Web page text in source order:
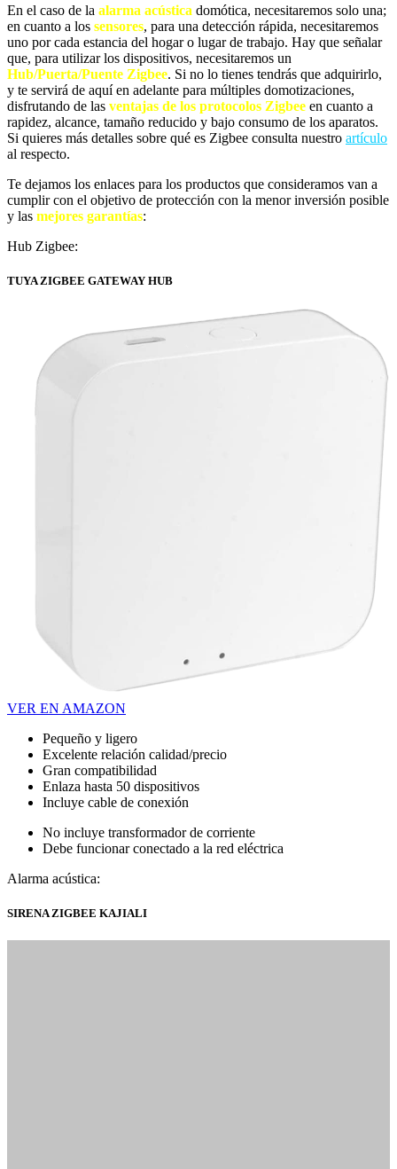
En el caso de la alarma acústica domótica, necesitaremos solo una;
en cuanto a los sensores, para una detección rápida, necesitaremos
uno por cada estancia del hogar o lugar de trabajo. Hay que señalar
que, para utilizar los dispositivos, necesitaremos un
Hub/Puerta/Puente Zigbee. Si no lo tienes tendrás que adquirirlo,
y te servirá de aquí en adelante para múltiples domotizaciones,
disfrutando de las ventajas de los protocolos Zigbee en cuanto a
rapidez, alcance, tamaño reducido y bajo consumo de los aparatos.
Si quieres más detalles sobre qué es Zigbee consulta nuestro artículo
al respecto.
Te dejamos los enlaces para los productos que consideramos van a
cumplir con el objetivo de protección con la menor inversión posible
y las mejores garantías:
Hub Zigbee:
TUYA ZIGBEE GATEWAY HUB
VER EN AMAZON
Pequeño y ligero
Excelente relación calidad/precio
Gran compatibilidad
Enlaza hasta 50 dispositivos
Incluye cable de conexión
No incluye transformador de corriente
Debe funcionar conectado a la red eléctrica
Alarma acústica:
SIRENA ZIGBEE KAJIALI